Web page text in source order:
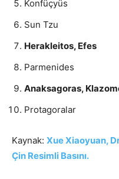
Konfüçyüs
Sun Tzu
Herakleitos, Efes
Parmenides
Anaksagoras,
Protagoralar
Kaynak: Xue Xiaoyuan,
Çin Resimli Basını.